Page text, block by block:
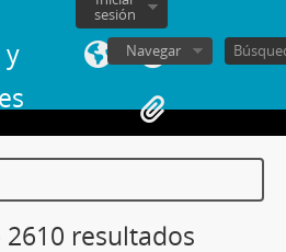
y
sesión
Navegar
resultados